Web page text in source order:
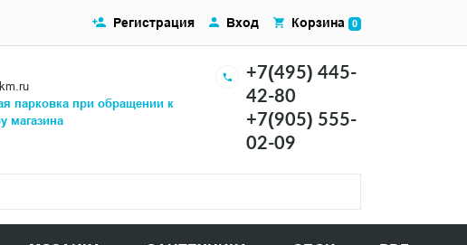
парковка при обращении к
магазина
+7(495) 445-
42-80
+7(905) 555-
02-09
Регистрация Вход Корзина 0